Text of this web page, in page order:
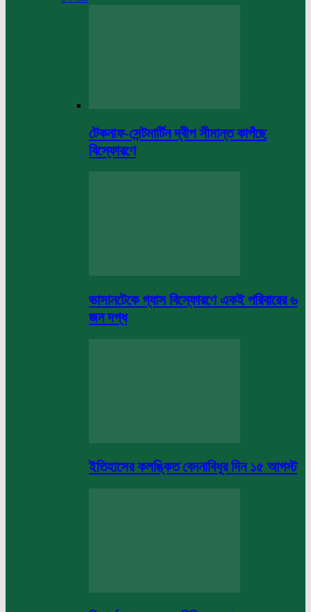
টেকনাফ-সেন্টমার্টিন দ্বীপ সীমান্ত কাপঁছে
বিস্ফোরণে
ভাসানটেকে গ্যাস বিস্ফোরণে একই পরিবারের ৬
জন দগ্ধ
ইতিহাসের কলঙ্কিত বেদনাবিধুর দিন ১৫ আগস্ট